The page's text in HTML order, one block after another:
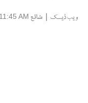
ویب ڈیسک | شائع AM